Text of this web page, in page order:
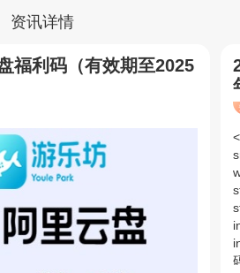
资讯详情
福利码（有效期至2025